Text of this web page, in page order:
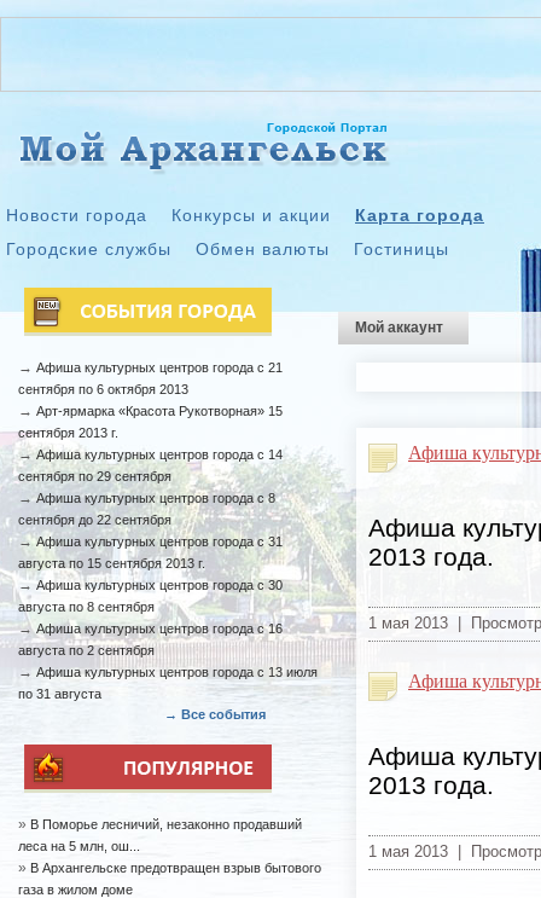
Новости города Конкурсы и акции
Карта города
Городские службы
Обмен валюты Гостиницы
Мой аккаунт
Афиша
Афиша
2013 года.
1 мая 2013 |
Афиша
Афиша
2013 года.
1 мая 2013 |
→ Афиша культурных центров города с 21
сентября по 6 октября 2013
→ Арт-ярмарка «Красота Рукотворная» 15
сентября 2013 г.
→Афиша культурных центров города с 14
сентября по 29 сентября
→Афиша культурных центров города с 8
сентября до 22 сентября
→Афиша культурных центров города с 31
августа по 15 сентября 2013 г.
→ Афиша культурных центров города с 30
августа по 8 сентября
→Афиша культурных центров города с 16
августа по 2 сентября
→Афиша культурных центров города с 13 июля
по 31 августа
→ Все события
» В Поморье лесничий, незаконно продавший
леса на 5 млн, ош...
» В Архангельске предотвращен взрыв бытового
газа в жилом доме